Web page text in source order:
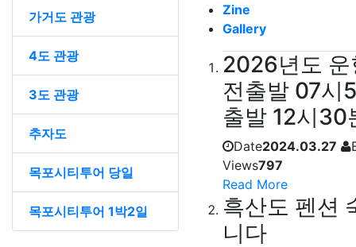
가거도 관광
4도 관광
3도 관광
추자도
목포시티투어 당일
목포시티투어 1박2일
Zine
Gallery
2026년도 운
전출발 07시
출발 12시30
Date2024.03.27
Views797
Read More
흑산도 펜션
니다